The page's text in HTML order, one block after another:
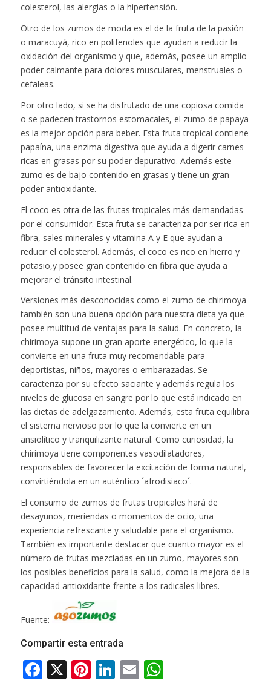
colesterol, las alergias o la hipertensión.
Otro de los zumos de moda es el de la fruta de la pasión
o maracuyá, rico en polifenoles que ayudan a reducir la
oxidación del organismo y que, además, posee un amplio
poder calmante para dolores musculares, menstruales o
cefaleas.
Por otro lado, si se ha disfrutado de una copiosa comida
o se padecen trastornos estomacales, el zumo de papaya
es la mejor opción para beber. Esta fruta tropical contiene
papaína, una enzima digestiva que ayuda a digerir carnes
ricas en grasas por su poder depurativo. Además este
zumo es de bajo contenido en grasas y tiene un gran
poder antioxidante.
El coco es otra de las frutas tropicales más demandadas
por el consumidor. Esta fruta se caracteriza por ser rica en
fibra, sales minerales y vitamina A y E que ayudan a
reducir el colesterol. Además, el coco es rico en hierro y
potasio,y posee gran contenido en fibra que ayuda a
mejorar el tránsito intestinal.
Versiones más desconocidas como el zumo de chirimoya
también son una buena opción para nuestra dieta ya que
posee multitud de ventajas para la salud. En concreto, la
chirimoya supone un gran aporte energético, lo que la
convierte en una fruta muy recomendable para
deportistas, niños, mayores o embarazadas. Se
caracteriza por su efecto saciante y además regula los
niveles de glucosa en sangre por lo que está indicado en
las dietas de adelgazamiento. Además, esta fruta equilibra
el sistema nervioso por lo que la convierte en un
ansiolítico y tranquilizante natural. Como curiosidad, la
chirimoya tiene componentes vasodilatadores,
responsables de favorecer la excitación de forma natural,
convirtiéndola en un auténtico ´afrodisiaco´.
El consumo de zumos de frutas tropicales hará de
desayunos, meriendas o momentos de ocio, una
experiencia refrescante y saludable para el organismo.
También es importante destacar que cuanto mayor es el
número de frutas mezcladas en un zumo, mayores son
los posibles beneficios para la salud, como la mejora de la
capacidad antioxidante frente a los radicales libres.
Fuente:
Compartir esta entrada